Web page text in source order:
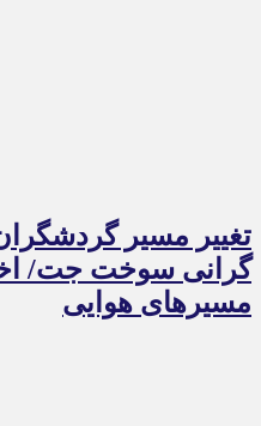
تغییر مسیر
گرانی سوخت جت/
مسیرهای هوایی